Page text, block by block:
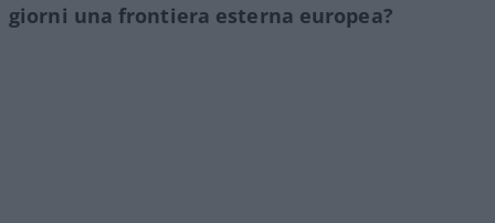
giorni una frontiera esterna europea?